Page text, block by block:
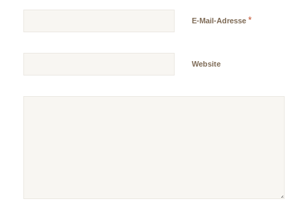
E-Mail-Adresse *
Website